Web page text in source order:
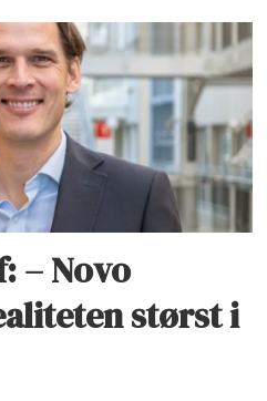
– Novo
størst i